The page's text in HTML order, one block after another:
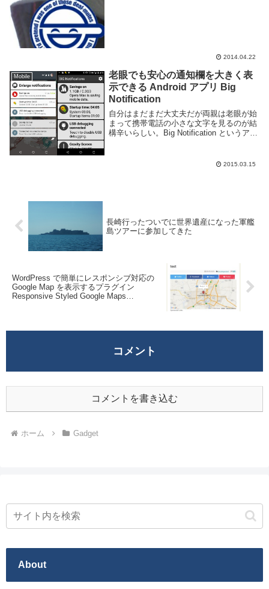
2014.04.22
Mobile
老眼でも安心の通知欄を大きく表
示できる Android アプリ Big
Notification
自分はまだまだ大丈夫だが両親は老眼が始
まって携帯電話の小さな文字を見るのが結
構辛いらしい。Big Notification というアプ
る。このアプリを起動すると以下...2015.03.15
長崎行ったついでに世界遺産になった軍艦
島ツアーに参加してきた
WordPress で簡単にレスポンシブ対応の
Google Map を表示するプラグイン
Responsive Styled Google Maps
コメント
コメントを書き込む
ホーム Gadget
About